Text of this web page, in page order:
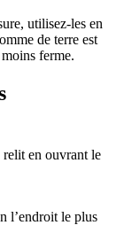
utilisez-les en
de terre est
ferme.
relit en ouvrant le
l’endroit le plus